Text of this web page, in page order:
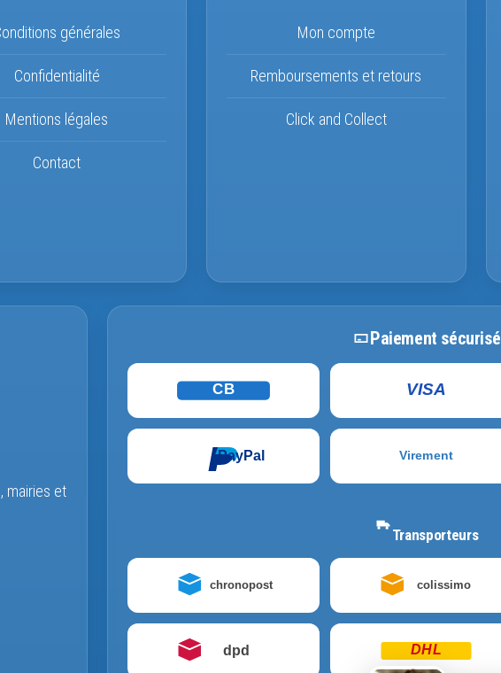
générales
Confidentialité
Mentions légales
Contact
Mon compte
Remboursements et retours
Click and Collect
mairies et
Paiement sécurisé
CB VISA
PayPal Virement
Transporteurs
chronopost colissimo
dpd DHL